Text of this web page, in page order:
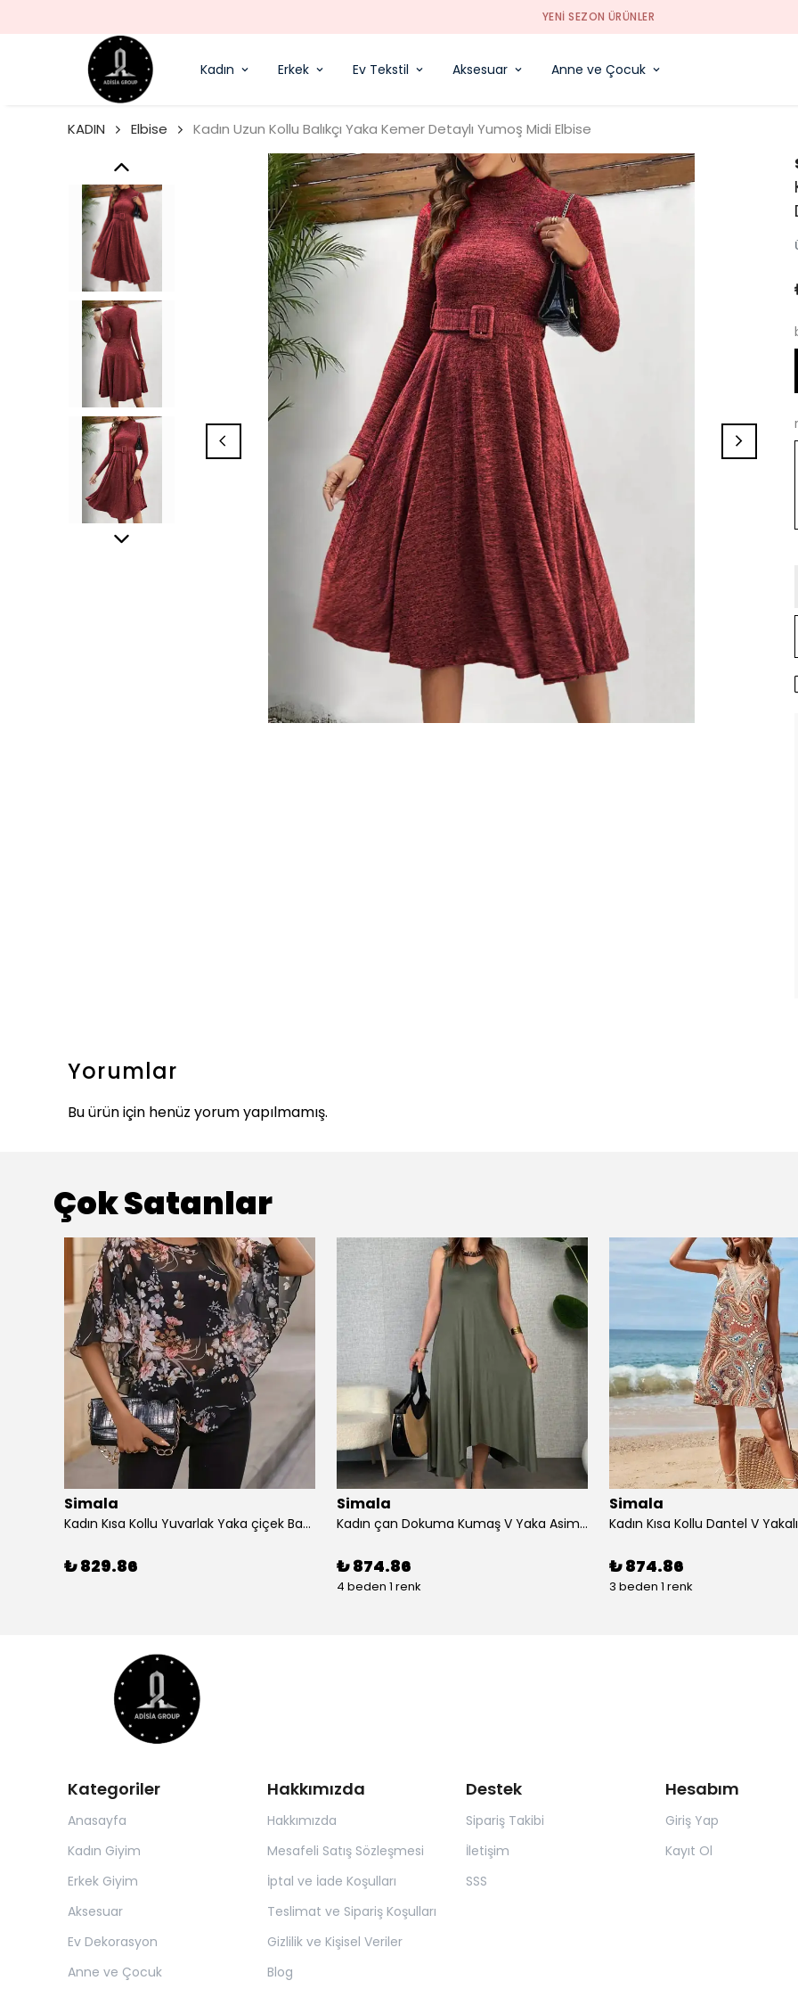
YENI SEZON ÜRÜNLER
Kadın Erkek Ev Tekstil Aksesuar Anne ve Çocuk
KADIN Elbise Kadın Uzun Kollu Balıkçı Yaka Kemer Detaylı Yumoş Midi Elbise
Yorumlar
Bu ürün için henüz yorum yapılmamış.
Çok Satanlar
Simala
Kadın Kısa Kollu Yuvarlak Yaka çiçek Baskılı Asimetrik Kesim şifon Bluz
₺ 829.86
Simala
Kadın çan Dokuma Kumaş V Yaka Asimetrik Kesim Elbise
₺ 874.86
4 beden 1 renk
Simala
₺ 874.86
3 beden 1 renk
Kategoriler
Anasayfa
Kadın Giyim
Erkek Giyim
Aksesuar
Ev Dekorasyon
Anne ve Çocuk
Hakkımızda
Hakkımızda
Mesafeli Satış Sözleşmesi
İptal ve İade Koşulları
Teslimat ve Sipariş Koşulları
Gizlilik ve Kişisel Veriler
Blog
Destek
Sipariş Takibi
İletişim
SSS
Hesabım
Giriş Yap
Kayıt Ol